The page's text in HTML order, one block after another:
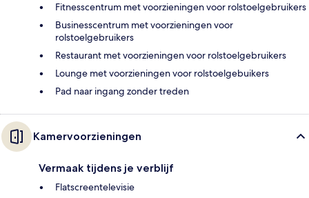
Fitnesscentrum met voorzieningen voor rolstoelgebruikers
Businesscentrum met voorzieningen voor
rolstoelgebruikers
Restaurant met voorzieningen voor rolstoelgebruikers
Lounge met voorzieningen voor rolstoelgebuikers
Pad naar ingang zonder treden
Kamervoorzieningen
Vermaak tijdens je verblijf
Flatscreentelevisie